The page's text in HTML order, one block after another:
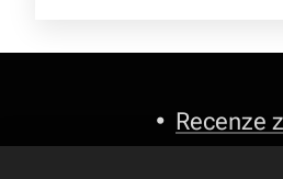
• Recenze